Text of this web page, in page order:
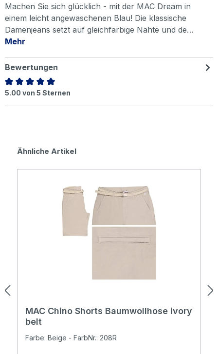
Machen Sie sich glücklich - mit der MAC Dream in
einem leicht angewaschenen Blau! Die klassische
Damenjeans setzt auf gleichfarbige Nähte und de…
Mehr
Bewertungen
Durchschnittliche Bewertung von 5 von 5 Sternen
5.00 von 5 Sternen
Produktgalerie überspringen
Ähnliche Artikel
MAC Chino Shorts Baumwollhose ivory
belt
Farbe: Beige - FarbNr.: 208R